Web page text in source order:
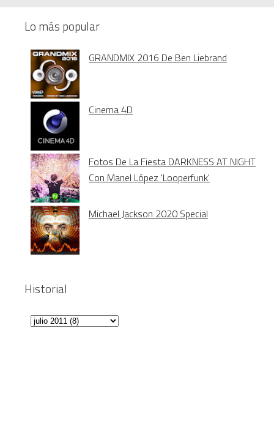
Lo más popular
GRANDMIX 2016 De Ben Liebrand
Cinema 4D
Fotos De La Fiesta DARKNESS AT NIGHT
Con Manel López 'Looperfunk'
Michael Jackson 2020 Special
Historial